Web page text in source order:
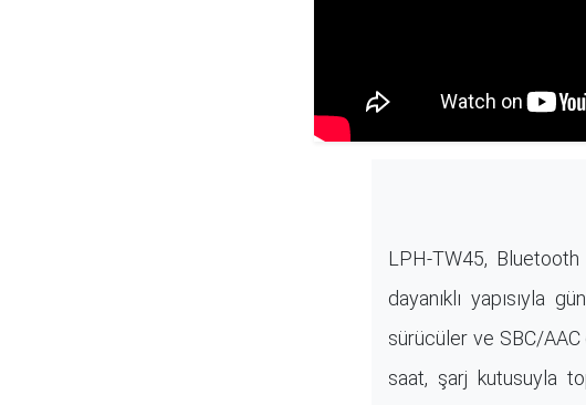
LPH-TW45,
dayanıklı yapısıyla
sürücüler ve SBC/
saat, şarj kutusuyla